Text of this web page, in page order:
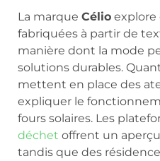
La marque Célio explore
fabriquées à partir de
manière dont la mode
solutions durables.
mettent en place des
expliquer le
fours solaires. Les
déchet offrent un
tandis que des